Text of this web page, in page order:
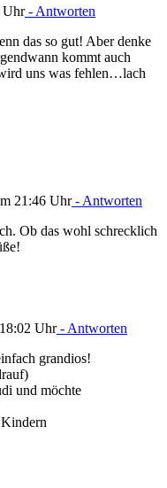
Uhr- Antworten
das so gut! Aber denke
kommt auch
uns was fehlen…lach
21:46 Uhr- Antworten
Ob das wohl schrecklich
Uhr- Antworten
grandios!
und möchte